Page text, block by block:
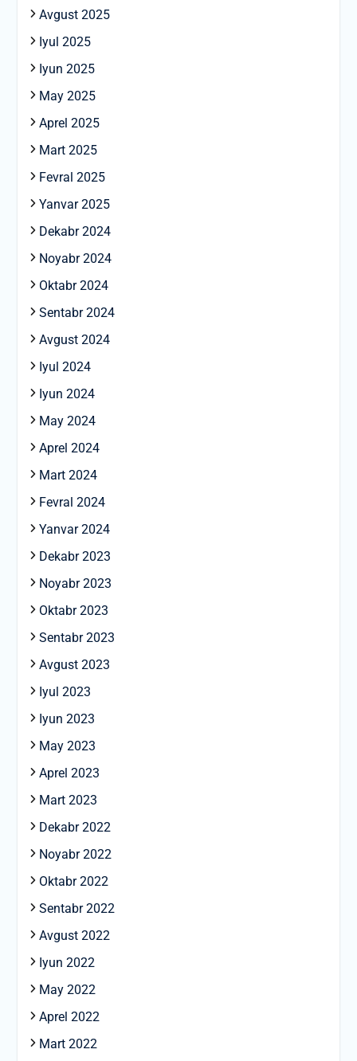
Avgust 2025
Iyul 2025
Iyun 2025
May 2025
Aprel 2025
Mart 2025
Fevral 2025
Yanvar 2025
Dekabr 2024
Noyabr 2024
Oktabr 2024
Sentabr 2024
Avgust 2024
Iyul 2024
Iyun 2024
May 2024
Aprel 2024
Mart 2024
Fevral 2024
Yanvar 2024
Dekabr 2023
Noyabr 2023
Oktabr 2023
Sentabr 2023
Avgust 2023
Iyul 2023
Iyun 2023
May 2023
Aprel 2023
Mart 2023
Dekabr 2022
Noyabr 2022
Oktabr 2022
Sentabr 2022
Avgust 2022
Iyun 2022
May 2022
Aprel 2022
Mart 2022